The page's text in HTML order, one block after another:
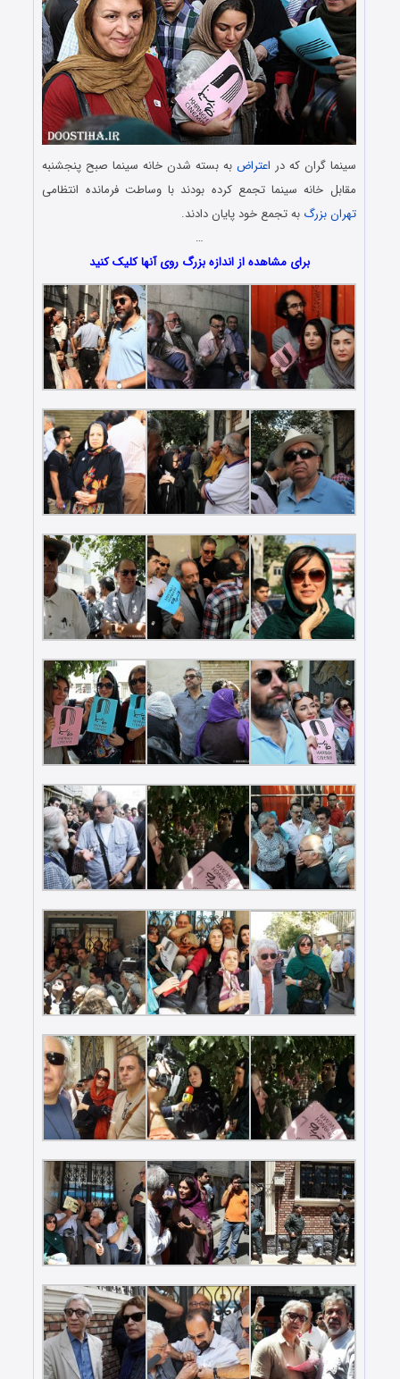
سینما گران که در اعتراض به بسته شدن خانه سینما صبح پنجشنبه
مقابل خانه سینما تجمع کرده بودند با وساطت فرمانده انتظامی
تهران بزرگ به تجمع خود پایان دادند.
…
برای مشاهده از اندازه بزرگ روی آنها کلیک کنید